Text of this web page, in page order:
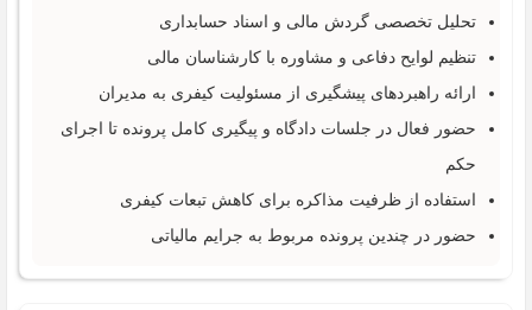
تحلیل تخصصی گردش مالی و اسناد حسابداری
تنظیم لوایح دفاعی و مشاوره با کارشناسان مالی
ارائه راهبردهای پیشگیری از مسئولیت کیفری به مدیران
حضور فعال در جلسات دادگاه و پیگیری کامل پرونده تا اجرای
حکم
استفاده از ظرفیت مذاکره برای کاهش تبعات کیفری
حضور در چندین پرونده مربوط به جرایم مالیاتی